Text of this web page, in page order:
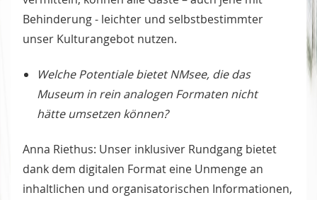
Behinderung - leichter und selbstbestimmter
unser Kulturangebot nutzen.
Welche Potentiale bietet NMsee, die das
Museum in rein analogen Formaten nicht
hätte umsetzen können?
Anna Riethus: Unser inklusiver Rundgang bietet
dank dem digitalen Format eine Unmenge an
inhaltlichen und organisatorischen Informationen,